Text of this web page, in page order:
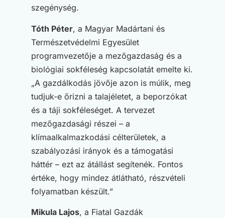
szegénység.
Tóth Péter, a Magyar Madártani és
Természetvédelmi Egyesület
programvezetője a mezőgazdaság és a
biológiai sokféleség kapcsolatát emelte ki.
„A gazdálkodás jövője azon is múlik, meg
tudjuk-e őrizni a talajéletet, a beporzókat
és a táji sokféleséget. A tervezet
mezőgazdasági részei – a
klímaalkalmazkodási célterületek, a
szabályozási irányok és a támogatási
háttér – ezt az átállást segítenék. Fontos
értéke, hogy mindez átlátható, részvételi
folyamatban készült.”
Mikula Lajos, a Fiatal Gazdák